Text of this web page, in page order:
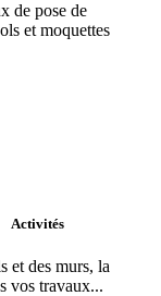
de pose de
et moquettes
Activités
et des murs, la
vos travaux...